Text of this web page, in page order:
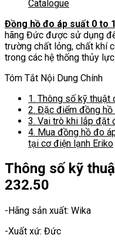
Wika
mặt
100
số
Catalogue
Đồng hồ đo áp suất 0 to
hãng Đức được sử dụng
trường chất lỏng, chất khí
trong các hệ thống thủy
Tóm Tắt Nội Dung Chính
1. Thông số kỹ thuật
2. Đặc điểm đồng
3. Vai trò khi lắp đặt
4. Mua đồng hồ đo
tại cơ điện lạnh Eriko
Thông số kỹ
232.50
-Hãng sản xuất: Wika
-Xuất xứ: Đức